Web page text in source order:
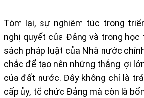
Tóm lại, sự nghiêm túc trong
nghị quyết của Đảng và trong học
sách pháp luật của Nhà nước
chắc để tạo nên những thắng lợi
của đất nước. Đây không chỉ là
cấp ủy, tổ chức Đảng mà còn là